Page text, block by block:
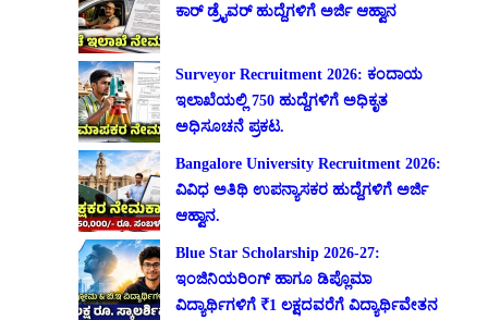
ಕಾರ್ ಡ್ರೈವರ್ ಹುದ್ದೆಗಳಿಗೆ ಅರ್ಜಿ ಆಹ್ವಾನ
Surveyor Recruitment 2026: ಕಂದಾಯ
ಇಲಾಖೆಯಲ್ಲಿ 750 ಹುದ್ದೆಗಳಿಗೆ ಅಧಿಕೃತ
ಅಧಿಸೂಚನೆ ಪ್ರಕಟ.
Bangalore University Recruitment 2026:
ವಿವಿಧ ಅತಿಥಿ ಉಪನ್ಯಾಸಕರ ಹುದ್ದೆಗಳಿಗೆ ಅರ್ಜಿ
ಆಹ್ವಾನ.
Blue Star Scholarship 2026-27:
ಇಂಜಿನಿಯರಿಂಗ್ ಹಾಗೂ ಡಿಪ್ಲೊಮಾ
ವಿದ್ಯಾರ್ಥಿಗಳಿಗೆ ₹1 ಲಕ್ಷದವರೆಗೆ ವಿದ್ಯಾರ್ಥಿವೇತನ